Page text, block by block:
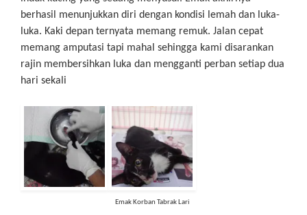
berhasil menunjukkan diri dengan kondisi lemah dan luka-
luka. Kaki depan ternyata memang remuk. Jalan cepat
memang amputasi tapi mahal sehingga kami disarankan
rajin membersihkan luka dan mengganti perban setiap dua
hari sekali
Emak Korban Tabrak Lari